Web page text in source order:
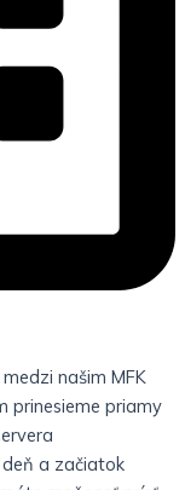
našim MFK
prinesieme priamy
a začiatok